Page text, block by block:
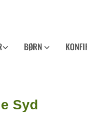
BØRN
Syd